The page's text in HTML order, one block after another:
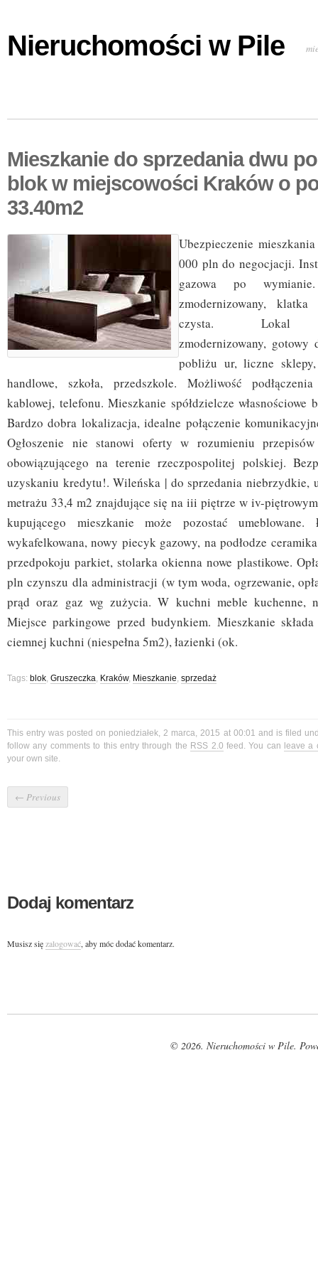
Nieruchomości w Pile
Mieszkanie do sprzedania dwu
blok w miejscowości Kraków o
33.40m2
Ubezpieczenie
000 pln do negocjacji.
gazowa po
zmodernizowany, klatka
czysta. Lokal
zmodernizowany, gotowy
pobliżu ur, liczne
handlowe, szkoła, przedszkole. Możliwość
kablowej, telefonu. Mieszkanie spółdzielcze własnościowe
Bardzo dobra lokalizacja, idealne połączenie
Ogłoszenie nie stanowi oferty w rozumieniu
obowiązującego na terenie rzeczpospolitej polskiej.
uzyskaniu kredytu!. Wileńska | do sprzedania niebrzydkie,
metrażu 33,4 m2 znajdujące się na iii piętrze w iv-
kupującego mieszkanie może pozostać
wykafelkowana, nowy piecyk gazowy, na podłodze
przedpokoju parkiet, stolarka okienna nowe plastikowe.
pln czynszu dla administracji (w tym woda, ogrzewanie,
prąd oraz gaz wg zużycia. W kuchni meble kuchenne,
Miejsce parkingowe przed budynkiem. Mieszkanie
ciemnej kuchni (niespełna 5m2), łazienki (ok.
Tags: blok, Gruszeczka, Kraków, Mieszkanie, sprzedaż
This entry was posted on poniedziałek, 2 marca, 2015 at 00:01 and is filed
follow any comments to this entry through the RSS 2.0 feed. You can leave a
your own site.
← Previous
Dodaj komentarz
Musisz sięzalogować, aby móc dodać komentarz.
© 2026. Nieruchomości w Pile.